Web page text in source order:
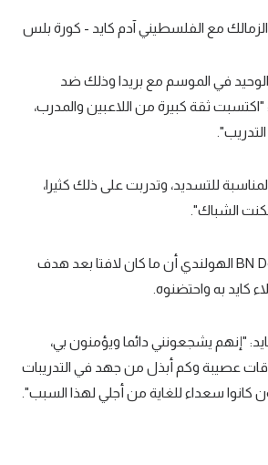
في الموسم مع بريدا وذلك ضد
تيفينتي قائلا لـ ESPN: "اكتسبت ثقة كبيرة من اللاعبين والمدرب،
للتسديد، وتدربت على ذلك كثيرا،
الشباك".
وأوضح موقع BN DeStem الهولندي أن ما كان لافتا بعد هدف
كايد به واحتضنوه.
"إنهم يشجعونني دائما ويؤمنون بي،
عصيبة وكم أبذل من جهد في التدريبات
كانوا سعداء للغاية من أجلي لهذا السبب".